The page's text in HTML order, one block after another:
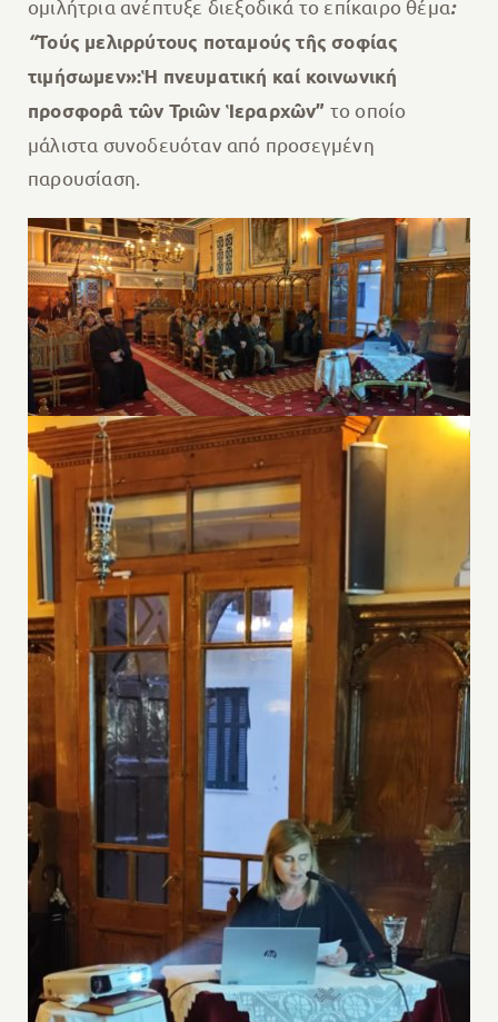
ομιλήτρια ανέπτυξε διεξοδικά το επίκαιρο θέμα:
“Τούς μελιρρύτους ποταμούς τῆς σοφίας
τιμήσωμεν»:Ἡ πνευματική καί κοινωνική
προσφορᾶ τῶν Τριῶν Ἱεραρχῶν” το οποίο
μάλιστα συνοδευόταν από προσεγμένη
παρουσίαση.